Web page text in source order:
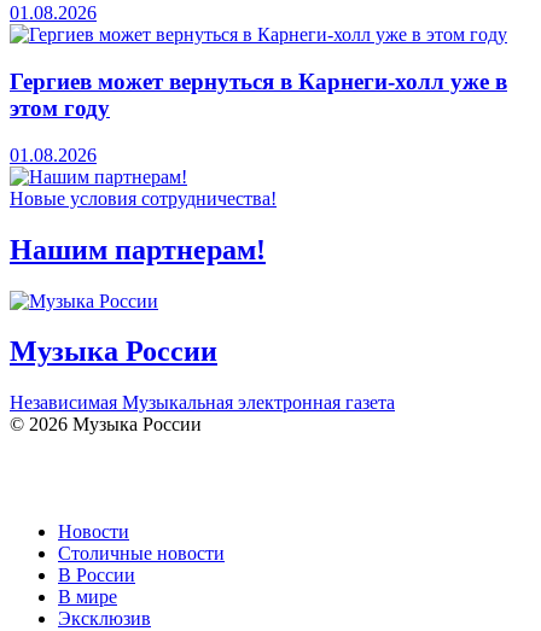
01.08.2026
Гергиев может вернуться в Карнеги-холл уже в
этом году
01.08.2026
Новые условия сотрудничества!
Нашим партнерам!
Музыка России
Независимая Музыкальная электронная газета
© 2026 Музыка России
Новости
Столичные новости
В России
В мире
Эксклюзив